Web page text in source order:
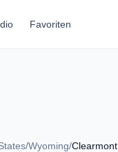
Favoriten
/Wyoming/Clearmont